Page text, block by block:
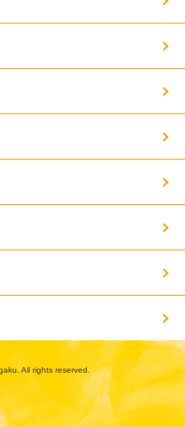
All rights reserved.